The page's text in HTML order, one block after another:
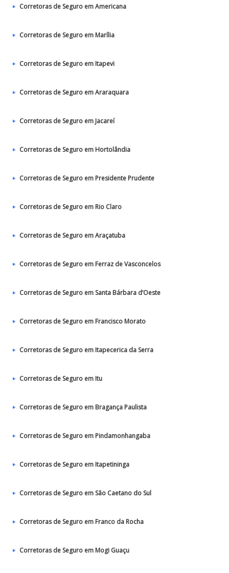
Corretoras de Seguro em Americana
Corretoras de Seguro em Marília
Corretoras de Seguro em Itapevi
Corretoras de Seguro em Araraquara
Corretoras de Seguro em Jacareí
Corretoras de Seguro em Hortolândia
Corretoras de Seguro em Presidente Prudente
Corretoras de Seguro em Rio Claro
Corretoras de Seguro em Araçatuba
Corretoras de Seguro em Ferraz de Vasconcelos
Corretoras de Seguro em Santa Bárbara d’Oeste
Corretoras de Seguro em Francisco Morato
Corretoras de Seguro em Itapecerica da Serra
Corretoras de Seguro em Itu
Corretoras de Seguro em Bragança Paulista
Corretoras de Seguro em Pindamonhangaba
Corretoras de Seguro em Itapetininga
Corretoras de Seguro em São Caetano do Sul
Corretoras de Seguro em Franco da Rocha
Corretoras de Seguro em Mogi Guaçu